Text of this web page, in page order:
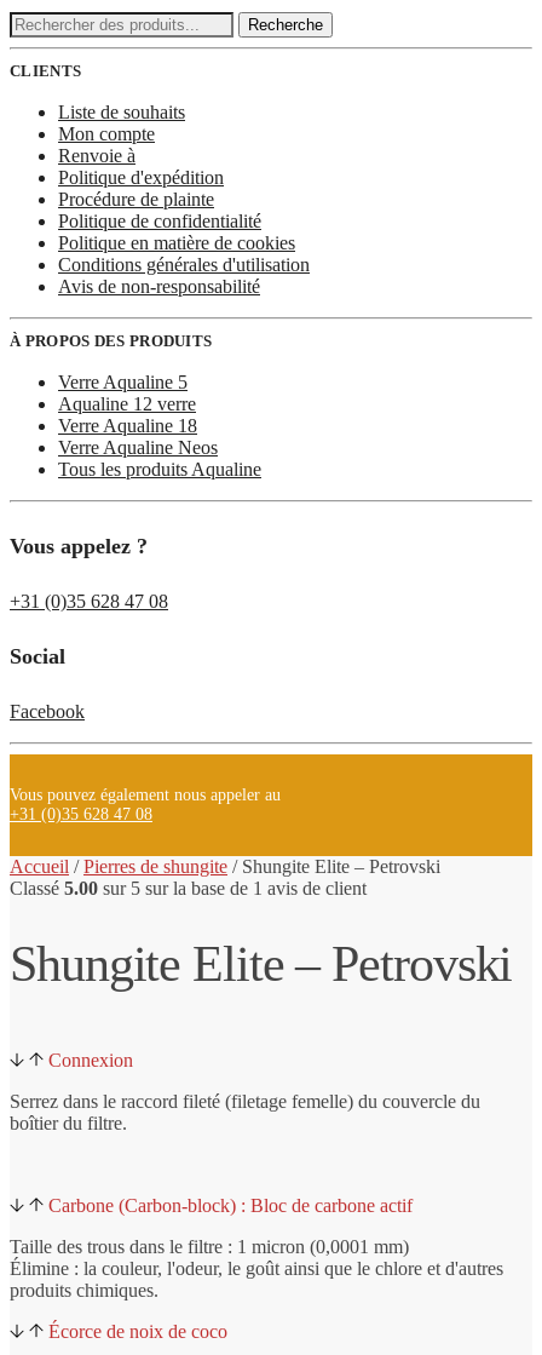
Recherche
:
Recherche
CLIENTS
Liste de souhaits
Mon compte
Renvoie à
Politique d'expédition
Procédure de plainte
Politique de confidentialité
Politique en matière de cookies
Conditions générales d'utilisation
Avis de non-responsabilité
À PROPOS DES PRODUITS
Verre Aqualine 5
Aqualine 12 verre
Verre Aqualine 18
Verre Aqualine Neos
Tous les produits Aqualine
Vous appelez ?
+31 (0)35 628 47 08
Social
Facebook
Vous pouvez également nous appeler au
+31 (0)35 628 47 08
Accueil /Pierres de shungite / Shungite Elite – Petrovski
Classé 5.00 sur 5 sur la base de 1 avis de client
Shungite Elite – Petrovski
Connexion
Serrez dans le raccord fileté (filetage femelle) du couvercle du
boîtier du filtre.
Carbone (Carbon-block) : Bloc de carbone actif
Taille des trous dans le filtre : 1 micron (0,0001 mm)
Élimine : la couleur, l'odeur, le goût ainsi que le chlore et d'autres
produits chimiques.
Écorce de noix de coco